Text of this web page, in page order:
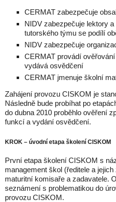
CERMAT zabezpečuje
NIDV zabezpečuje lektory
tutorského týmu se podílí
NIDV zabezpečuje
CERMAT provádí
vydává osvědčení
CERMAT jmenuje školní
Zahájení provozu CISKOM je
Následně bude probíhat po
do dubna 2010 proběhlo ověření
funkcí a vydání osvědčení.
KROK – úvodní etapa školení CISKOM
První etapa školení CISKOM s
management škol (ředitele a
maturitní komisaře a zadavatele.
seznámení s problematikou do
provozu CISKOM.